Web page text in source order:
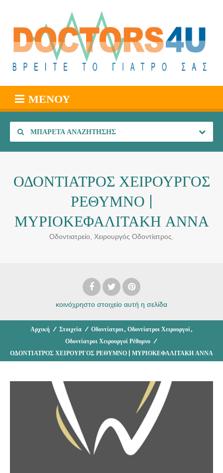
ΜΕΝΟΎ
ΜΠΑΡΈΤΑ ΑΝΑΖΉΤΗΣΗΣ
ΟΔΟΝΤΙΑΤΡΟΣ ΧΕΙΡΟΥΡΓΟΣ
ΡΕΘΥΜΝΟ |
ΜΥΡΙΟΚΕΦΑΛΙΤΑΚΗ ΑΝΝΑ
Οδοντιατρείο, Χειρουργός Οδοντίατρος.
κοινόχρηστο στοιχείο αυτή η σελίδα
Αρχική / Στοιχεία / Οδοντίατροι , Οδοντίατροι Χειρουργοί ,
Οδοντίατροι Χειρουργοί Ρέθυμνο /
ΟΔΟΝΤΙΑΤΡΟΣ ΧΕΙΡΟΥΡΓΟΣ ΡΕΘΥΜΝΟ | ΜΥΡΙΟΚΕΦΑΛΙΤΑΚΗ ΑΝΝΑ